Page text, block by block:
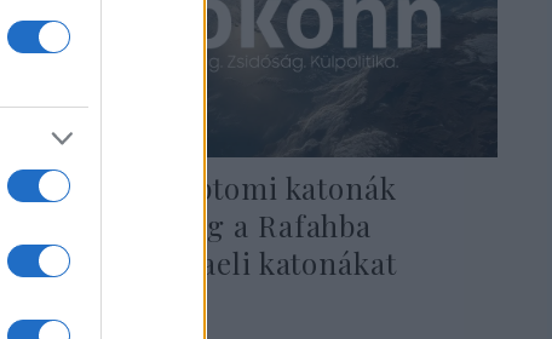
Súlyos: Egyiptomi katonák
támadták meg a Rafahba
bevonuló izraeli katonákat